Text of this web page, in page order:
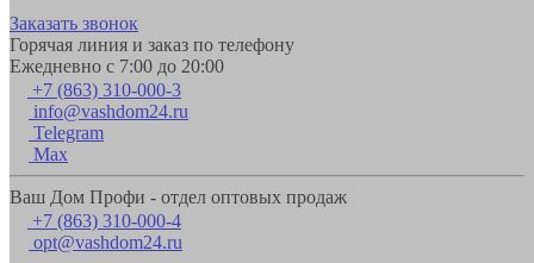
Заказать звонок
Горячая линия и заказ по телефону
Ежедневно с 7:00 до 20:00
+7 (863) 310-000-3
info@vashdom24.ru
Telegram
Max
Ваш Дом Профи - отдел оптовых продаж
+7 (863) 310-000-4
opt@vashdom24.ru